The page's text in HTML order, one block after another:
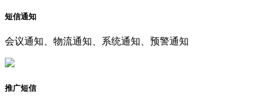
短信通知
会议通知、物流通知、系统通知、预警通知
推广短信